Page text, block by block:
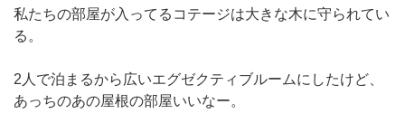
私たちの部屋が入ってるコテージは大きな木に守られてい
る。
2人で泊まるから広いエグゼクティブルームにしたけど、
あっちのあの屋根の部屋いいなー。